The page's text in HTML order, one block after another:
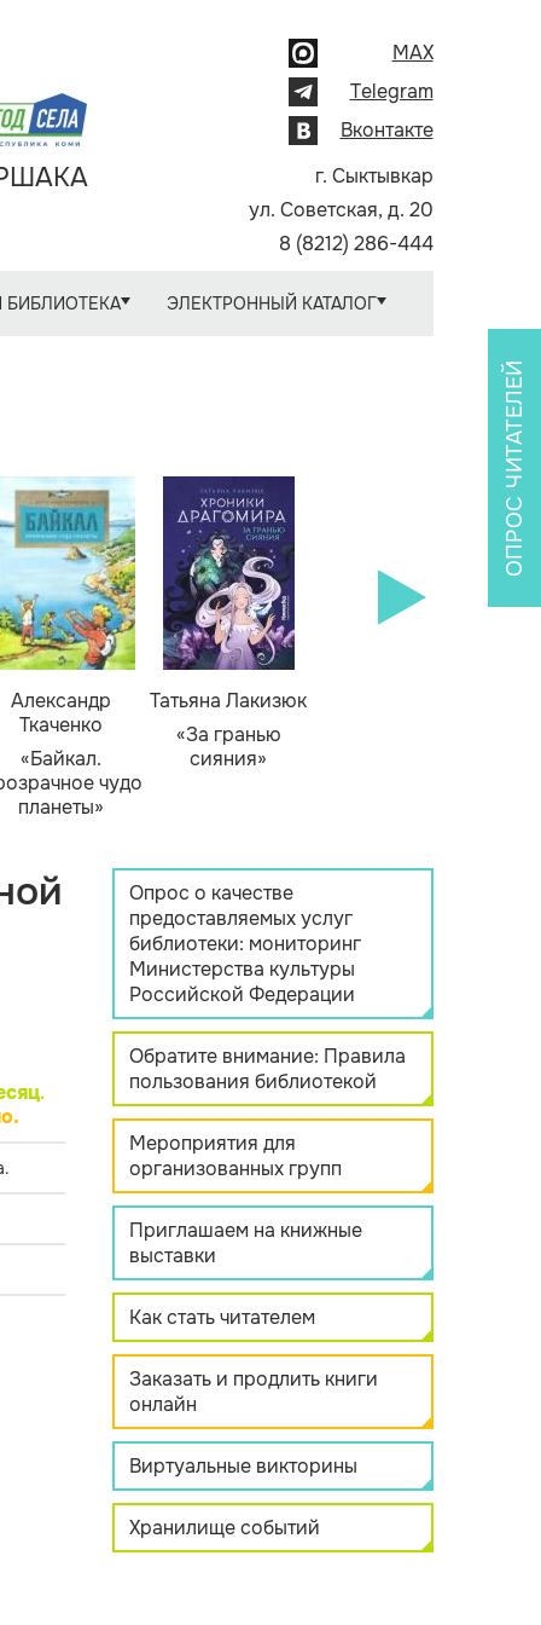
MAX
Telegram
Вконтакте
г. Сыктывкар
ул. Советская, д. 20
8 (8212) 286-444
БИБЛИОТЕКА ЭЛЕКТРОННЫЙ КАТАЛОГ
Александр
Ткаченко
«Байкал.
чудо
планеты»
Татьяна Лакизюк
«За гранью
сияния»
.
ОПРОС ЧИТАТЕЛЕЙ
Опрос о качестве
предоставляемых услуг
библиотеки: мониторинг
Министерства культуры
Российской Федерации
Обратите внимание: Правила
пользования библиотекой
Мероприятия для
организованных групп
Приглашаем на книжные
выставки
Как стать читателем
Заказать и продлить книги
онлайн
Виртуальные викторины
Хранилище событий